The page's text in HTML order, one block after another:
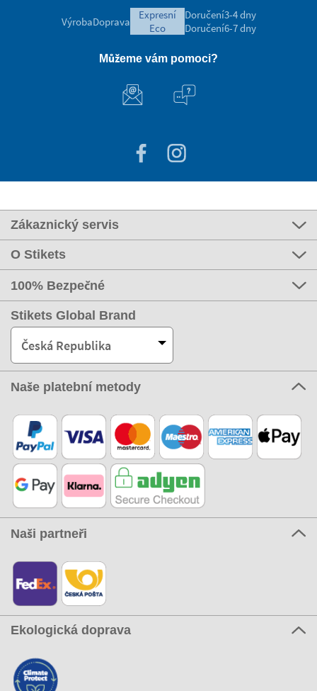
VýrobaDoprava
expresní
eco
Doručení3-4 dny
Doručení6-7 dny
Můžeme vám pomoci?
Zákaznický servis
O Stikets
100% Bezpečné
Stikets Global Brand
Česká Republika
Naše platební metody
Naši partneři
Ekologická doprava